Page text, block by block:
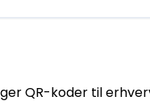
QR-koder til